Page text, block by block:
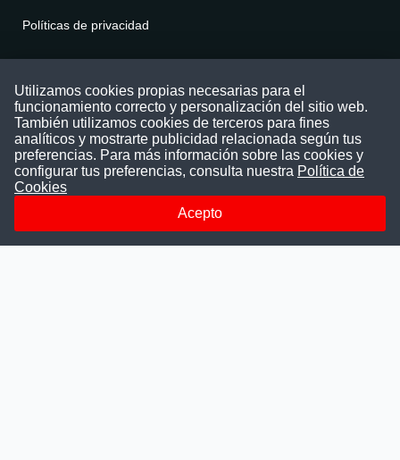
Políticas de privacidad
Puede comunicarse con nosotros a través
nuestras redes sociales o del correo:
contacto@convocatoriasdetrabajo.com
Siguenos en:
Utilizamos cookies propias necesarias para el
funcionamiento correcto y personalización del sitio web.
También utilizamos cookies de terceros para fines
analíticos y mostrarte publicidad relacionada según tus
preferencias. Para más información sobre las cookies y
configurar tus preferencias, consulta nuestra Política de
Cookies
Acepto